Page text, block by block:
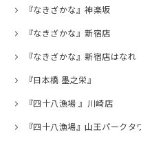
『なきざかな』神楽坂
『なきざかな』新宿店
『なきざかな』新宿店はなれ
『日本橋 墨之栄』
『四十八漁場 』川崎店
『四十八漁場』山王パークタ